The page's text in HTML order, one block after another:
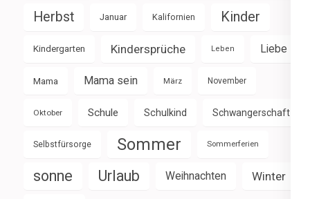
Herbst Januar Kalifornien Kinder
Kindergarten Kindersprüche Leben Liebe
Mama Mama sein März November
Oktober Schule Schulkind Schwangerschaft
Selbstfürsorge Sommer Sommerferien
sonne Urlaub Weihnachten Winter